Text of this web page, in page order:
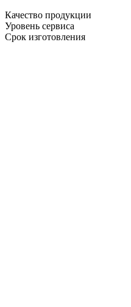
Качество продукции
Уровень сервиса
Срок изготовления